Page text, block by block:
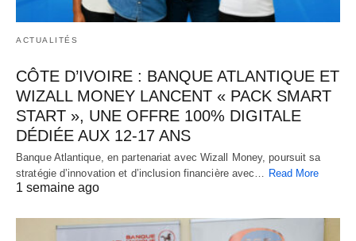
ACTUALITÉS
CÔTE D’IVOIRE : BANQUE ATLANTIQUE ET
WIZALL MONEY LANCENT « PACK SMART
START », UNE OFFRE 100% DIGITALE
DÉDIÉE AUX 12-17 ANS
Banque Atlantique, en partenariat avec Wizall Money, poursuit sa
stratégie d’innovation et d’inclusion financière avec… Read More
1 semaine ago